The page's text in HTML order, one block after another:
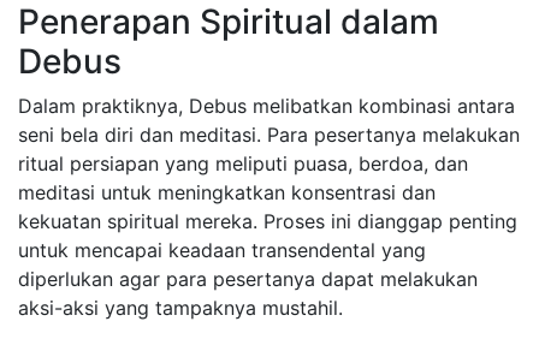
Penerapan Spiritual dalam
Debus
Dalam praktiknya, Debus melibatkan kombinasi antara
seni bela diri dan meditasi. Para pesertanya melakukan
ritual persiapan yang meliputi puasa, berdoa, dan
meditasi untuk meningkatkan konsentrasi dan
kekuatan spiritual mereka. Proses ini dianggap penting
untuk mencapai keadaan transendental yang
diperlukan agar para pesertanya dapat melakukan
aksi-aksi yang tampaknya mustahil.